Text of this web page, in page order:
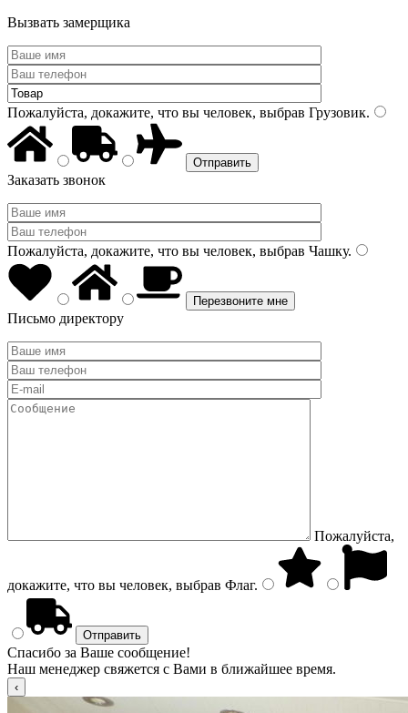
Вызвать замерщика
Пожалуйста, докажите, что вы человек, выбрав Грузовик.
Заказать звонок
Пожалуйста, докажите, что вы человек, выбрав Чашку.
Письмо директору
Пожалуйста,
докажите, что вы человек, выбрав Флаг.
Спасибо за Ваше сообщение!
Наш менеджер свяжется с Вами в ближайшее время.